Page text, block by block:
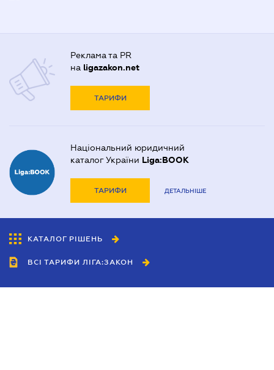
Реклама та PR
на ligazakon.net
ТАРИФИ
Національний юридичний
каталог України Liga:BOOK
ТАРИФИ ДЕТАЛЬНІШЕ
КАТАЛОГ РІШЕНЬ
ВСІ ТАРИФИ ЛІГА:ЗАКОН